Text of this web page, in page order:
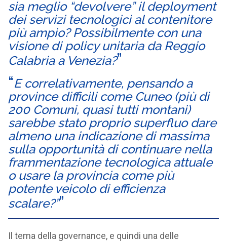
sia meglio “devolvere” il deployment
dei servizi tecnologici al contenitore
più ampio? Possibilmente con una
visione di policy unitaria da Reggio
Calabria a Venezia?
E correlativamente, pensando a
province difficili come Cuneo (più di
200 Comuni, quasi tutti montani)
sarebbe stato proprio superfluo dare
almeno una indicazione di massima
sulla opportunità di continuare nella
frammentazione tecnologica attuale
o usare la provincia come più
potente veicolo di efficienza
scalare?”
Il tema della governance, e quindi una delle